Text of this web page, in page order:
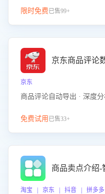
限时免费已售99+
京东商品评论
京东
商品评论自动导出 · 深度
免费试用 已售33+
商品卖点介绍-
淘宝 | 京东 | 抖音 | 拼多多